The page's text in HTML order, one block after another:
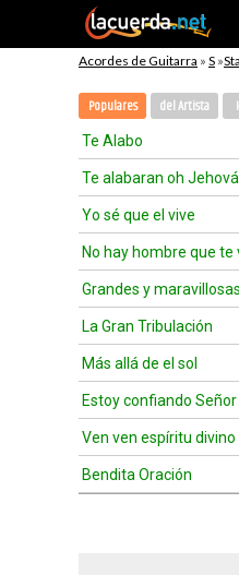
Acordes de Guitarra » S »
Populares del Artista
Te Alabo
Te alabaran oh Jehová
Yo sé que el vive
No hay hombre que te
Grandes y
La Gran Tribulación
Más allá de el sol
Estoy confiando Señor
Ven ven espíritu divino
Bendita Oración